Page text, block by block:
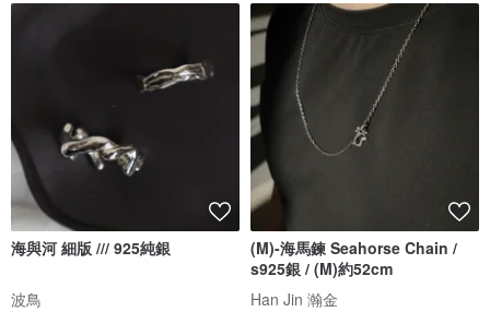
海與河 細版 /// 925純銀
波鳥
(M)-海馬鍊 Seahorse Chain /
s925銀 / (M)約52cm
Han Jin 瀚金